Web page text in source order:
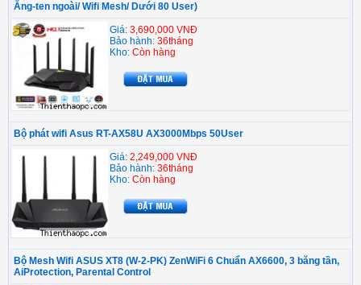
Ăng-ten ngoài/ Wifi Mesh/ Dưới 80 User)
Giá: 3,690,000 VNĐ
Bảo hành: 36tháng
Kho: Còn hàng
Bộ phát wifi Asus RT-AX58U AX3000Mbps 50User
Giá: 2,249,000 VNĐ
Bảo hành: 36tháng
Kho: Còn hàng
Bộ Mesh Wifi ASUS XT8 (W-2-PK) ZenWiFi 6 Chuẩn AX6600, 3 băng tần,
AiProtection, Parental Control